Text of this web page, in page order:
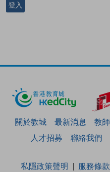
登入
關於教城 最新消息 教師
人才招募
聯絡我們
私隱政策聲明 服務條款